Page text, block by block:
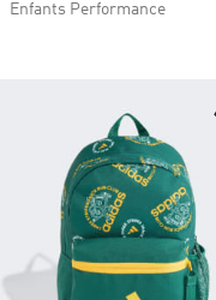
Enfants Performance